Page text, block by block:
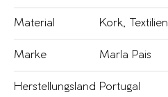
Material Kork Textilien
Marke Marla Pais
Herstellungsland Portugal